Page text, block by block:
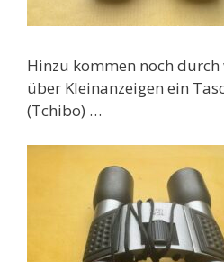
Hinzu kommen noch
über Kleinanzeigen ein
(Tchibo) …